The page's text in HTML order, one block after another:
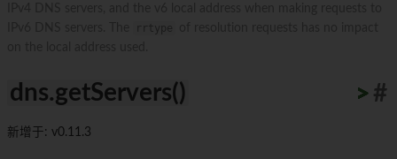
dns.getServers() #
>
>
>
>
>
>
>
>
>
>
新增于: v0.11.3